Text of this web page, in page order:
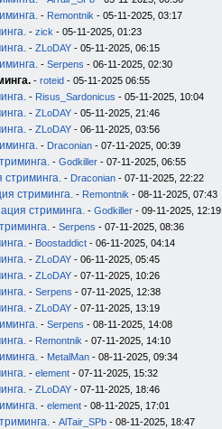
- Remontnik - 05-11-2025, 03:17
- zick - 05-11-2025, 01:23
- ZLoDAY - 05-11-2025, 06:15
- Serpens - 06-11-2025, 02:30
- roteid - 05-11-2025 06:55
- Risus_Sardonicus - 05-11-2025, 10:04
- ZLoDAY - 05-11-2025, 21:46
- ZLoDAY - 06-11-2025, 03:56
- Draconian - 07-11-2025, 00:39
- Godkiller - 07-11-2025, 06:55
стриминга. - Draconian - 07-11-2025, 22:22
стриминга. - Remontnik - 08-11-2025, 07:43
стриминга. - Godkiller - 09-11-2025, 12:19
- Serpens - 07-11-2025, 08:36
- Boostaddict - 06-11-2025, 04:14
- ZLoDAY - 06-11-2025, 05:45
- ZLoDAY - 07-11-2025, 10:26
- Serpens - 07-11-2025, 12:38
- ZLoDAY - 07-11-2025, 13:19
- Serpens - 08-11-2025, 14:08
- Remontnik - 07-11-2025, 14:10
- MetalMan - 08-11-2025, 09:34
- element - 07-11-2025, 15:32
- ZLoDAY - 07-11-2025, 18:46
- element - 08-11-2025, 17:01
- AlTair_SPb - 08-11-2025, 18:47